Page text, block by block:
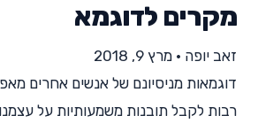
מקרים לדוגמא
זאב יופה • מרץ 9, 2018
דוגמאות מניסיונם של אנשים אחרים
רבות לקבל תובנות משמעותיות על